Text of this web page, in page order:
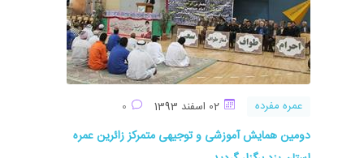
عمره مفرده 02 اسفند 1393
دومین همایش آموزشی و توجیهی متمرکز زائرین عمره